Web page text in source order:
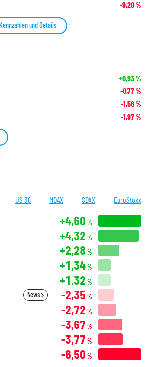
-9,20%
und Details
+0,93%
-0,77%
-1,56%
-1,97%
US 30 MDAX SDAX EuroStoxx
+4,60 %
+4,32 %
+2,28 %
+1,34%
+1,32 %
News -2,35 %
-2,72 %
-3,67 %
-3,77 %
-6,50 %